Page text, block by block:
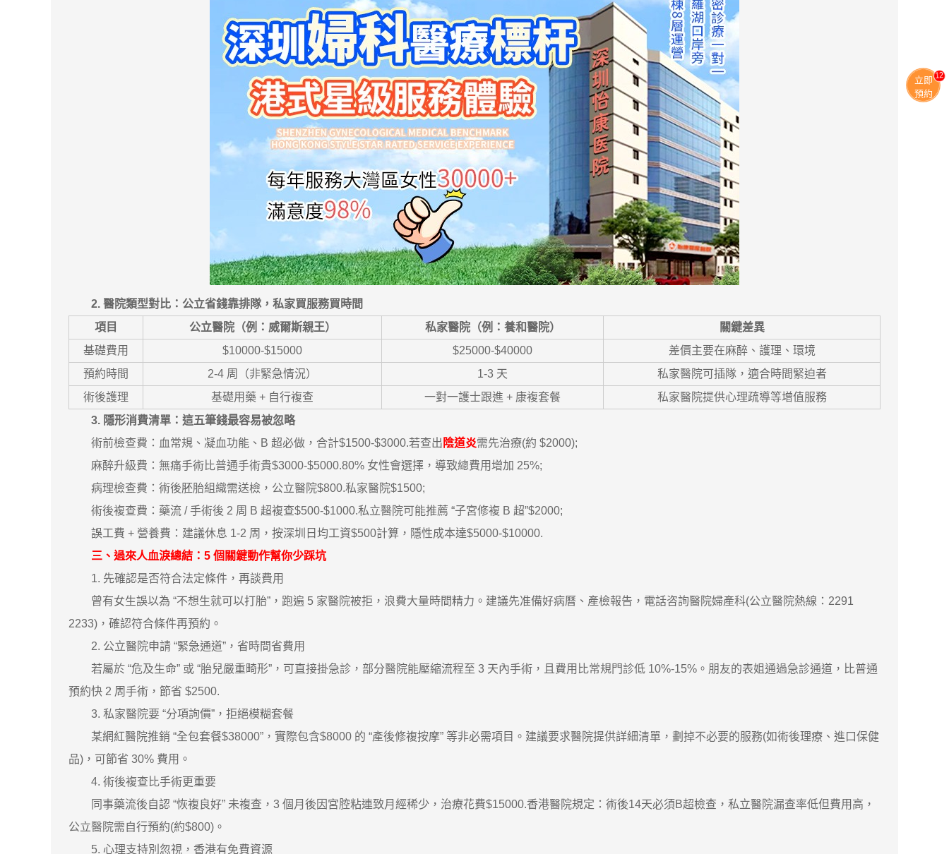
2. 醫院類型對比：公立省錢靠排隊，私家買服務買時間
項目
公立醫院（例：威爾斯親王） 私家醫院（例：養和醫院）
關鍵差異
基礎費用
$10000-$15000 $25000-$40000
差價主要在麻醉、護理、環境
預約時間
2-4 周（非緊急情況） 1-3 天
私家醫院可插隊，適合時間緊迫者
術後護理
基礎用藥 + 自行複查 一對一護士跟進 + 康複套餐
私家醫院提供心理疏導等增值服務
3. 隱形消費清單：這五筆錢最容易被忽略
術前檢查費：血常規、凝血功能、B 超必做，合計$1500-$3000.若查出 陰道炎需先治療(約 $2000);
麻醉升級費：無痛手術比普通手術貴$3000-$5000.80% 女性會選擇，導致總費用增加 25%;
病理檢查費：術後胚胎組織需送檢，公立醫院$800.私家醫院$1500;
術後複查費：藥流 / 手術後 2 周 B 超複查$500-$1000.私立醫院可能推薦 “子宮修複 B 超”$2000;
誤工費 + 營養費：建議休息 1-2 周，按深圳日均工資$500計算，隱性成本達$5000-$10000.
三、過來人血淚總結：5 個關鍵動作幫你少踩坑
1. 先確認是否符合法定條件，再談費用
曾有女生誤以為 “不想生就可以打胎”，跑遍 5 家醫院被拒，浪費大量時間精力。建議先准備好病曆、產檢報告，電話咨詢醫院婦產科(公立醫院熱線：2291
2233)，確認符合條件再預約。
2. 公立醫院申請 “緊急通道”，省時間省費用
若屬於 “危及生命” 或 “胎兒嚴重畸形”，可直接掛急診，部分醫院能壓縮流程至 3 天內手術，且費用比常規門診低 10%-15%。朋友的表姐通過急診通道，比普通
預約快 2 周手術，節省 $2500.
3. 私家醫院要 “分項詢價”，拒絕模糊套餐
某網紅醫院推銷 “全包套餐$38000”，實際包含$8000 的 “產後修複按摩” 等非必需項目。建議要求醫院提供詳細清單，劃掉不必要的服務(如術後理療、進口保健
品)，可節省 30% 費用。
4. 術後複查比手術更重要
同事藥流後自認 “恢複良好” 未複查，3 個月後因宮腔粘連致月經稀少，治療花費$15000.香港醫院規定：術後14天必須B超檢查，私立醫院漏查率低但費用高，
公立醫院需自行預約(約$800)。
5. 心理支持別忽視，香港有免費資源
立即
預約
11